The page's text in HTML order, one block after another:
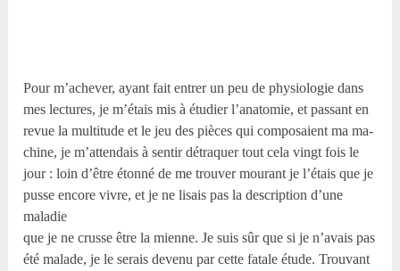
Pour m’achever, ayant fait entrer un peu de physiologie dans
mes lectures, je m’étais mis à étudier l’anatomie, et passant en
revue la multitude et le jeu des pièces qui composaient ma ma-
chine, je m’attendais à sentir détraquer tout cela vingt fois le
jour : loin d’être étonné de me trouver mourant je l’étais que je
pusse encore vivre, et je ne lisais pas la description d’une
maladie
que je ne crusse être la mienne. Je suis sûr que si je n’avais pas
été malade, je le serais devenu par cette fatale étude. Trouvant